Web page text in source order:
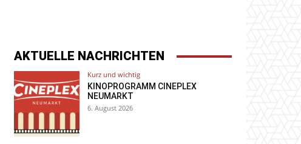
AKTUELLE NACHRICHTEN
Kurz und wichtig
KINOPROGRAMM CINEPLEX
NEUMARKT
6. August 2026